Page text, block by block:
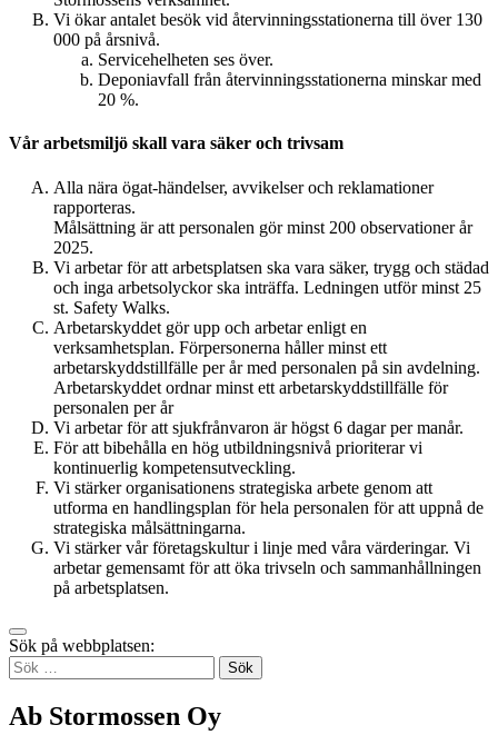
Vi ökar antalet besök vid återvinningsstationerna till över 130
000 på årsnivå.
Servicehelheten ses över.
Deponiavfall från återvinningsstationerna minskar med
20 %.
Vår arbetsmiljö skall vara säker och trivsam
Alla nära ögat-händelser, avvikelser och reklamationer
rapporteras.
Målsättning är att personalen gör minst 200 observationer år
2025.
Vi arbetar för att arbetsplatsen ska vara säker, trygg och städad
och inga arbetsolyckor ska inträffa. Ledningen utför minst 25
st. Safety Walks.
Arbetarskyddet gör upp och arbetar enligt en
verksamhetsplan. Förpersonerna håller minst ett
arbetarskyddstillfälle per år med personalen på sin avdelning.
Arbetarskyddet ordnar minst ett arbetarskyddstillfälle för
personalen per år
Vi arbetar för att sjukfrånvaron är högst 6 dagar per manår.
För att bibehålla en hög utbildningsnivå prioriterar vi
kontinuerlig kompetensutveckling.
Vi stärker organisationens strategiska arbete genom att
utforma en handlingsplan för hela personalen för att uppnå de
strategiska målsättningarna.
Vi stärker vår företagskultur i linje med våra värderingar. Vi
arbetar gemensamt för att öka trivseln och sammanhållningen
på arbetsplatsen.
Tillbaka
up
Sök på webbplatsen:
Sök
efter:
Ab Stormossen Oy